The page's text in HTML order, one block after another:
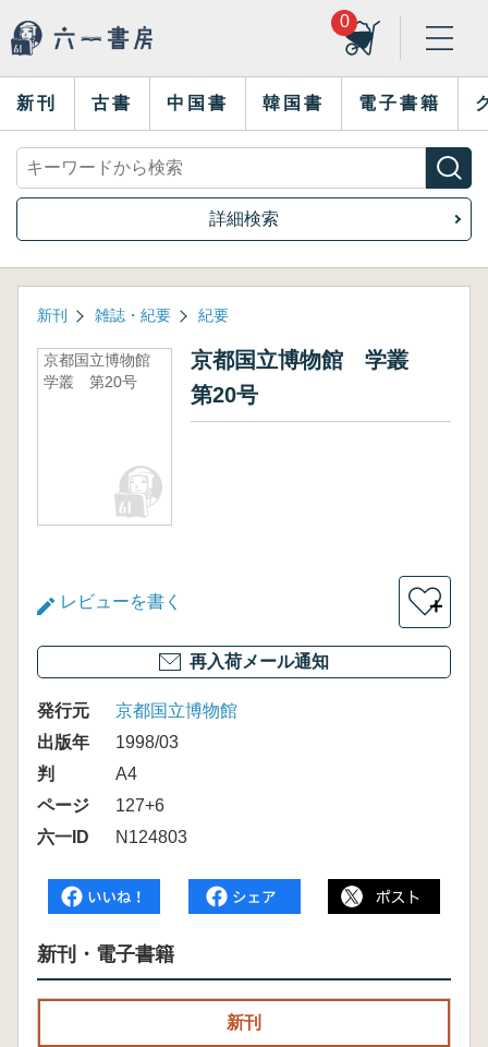
0
新刊 古書 中国書 韓国書 電子書籍
詳細検索
新刊 雑誌・紀要 紀要
京都国立博物館
学叢 第20号
京都国立博物館 学叢
第20号
レビューを書く ＋
再入荷メール通知
発行元
京都国立博物館
出版年
1998/03
判
A4
ページ
127+6
六一ID
N124803
新刊・電子書籍
新刊